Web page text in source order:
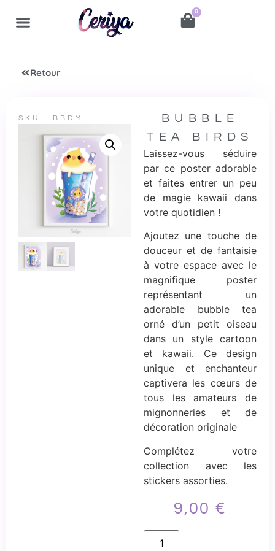
0
Retour
BUBBLE
TEA BIRDS
Laissez-vous séduire
par ce poster adorable
et faites entrer un peu
de magie kawaii dans
votre quotidien !
Ajoutez une touche de
douceur et de fantaisie
à votre espace avec le
magnifique poster
représentant un
adorable bubble tea
orné d’un petit oiseau
dans un style cartoon
et kawaii. Ce design
unique et enchanteur
captivera les cœurs de
tous les amateurs de
mignonneries et de
décoration originale
Complétez votre
collection avec les
stickers assorties.
9,00 €
SKU : BBDM